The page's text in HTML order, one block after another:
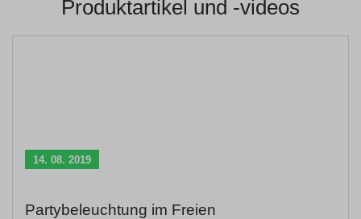
Produktartikel und -videos
14. 08. 2019
Partybeleuchtung im Freien